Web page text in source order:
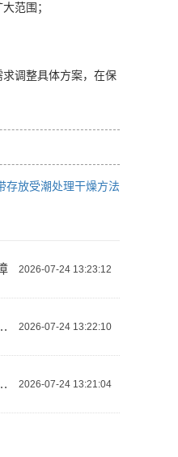
范围；
调整具体方案，在保
存放受潮处理干燥方法
2026-07-24 13:23:12
2026-07-24 13:22:10
值漂移控温偏差大
2026-07-24 13:21:04
过热故障处理方案